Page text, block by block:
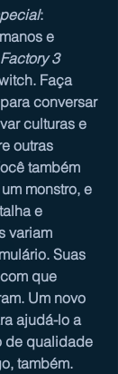
:
e
3
Faça
conversar
culturas e
outras
também
monstro, e
e
variam
Suas
que
Um novo
ajudá-lo a
de qualidade
também.